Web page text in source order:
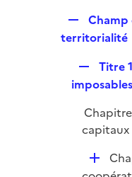
p
l
r
e
l
i
e
territorialité
e
l
i
e
r
Titre
imposables
capitaux
D